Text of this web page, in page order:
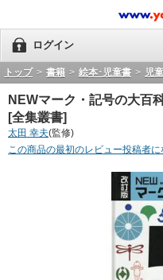
ログイン
トップ > 書籍 > 絵本･児童書 > 児
NEWマーク・記号の大百
[全集叢書]
太田 幸夫(監修)
この商品の最初のレビュー投稿者に